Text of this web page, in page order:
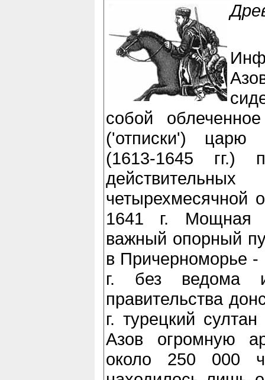
собой
('отписки') царю
(1613-1645 гг.)
четырехмесячной
1641 г. Мощная
важный опорный
в Причерноморье -
г. без ведома и
правительства
г. турецкий
Азов огромную
около 250 000